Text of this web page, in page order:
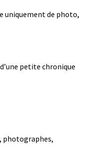
uniquement de photo,
petite chronique
photographes,